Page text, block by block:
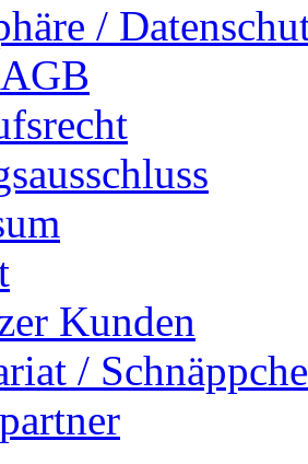
/
Kunden
/